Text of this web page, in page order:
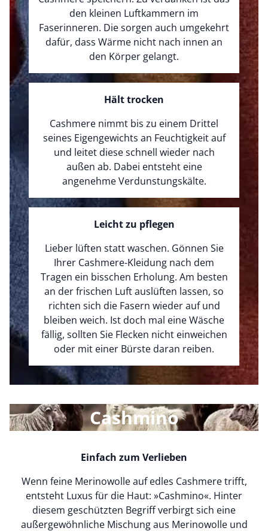
den kleinen Luftkammern im
Faserinneren. Die sorgen auch umgekehrt
dafür, dass Wärme nicht nach innen an
den Körper gelangt.
Hält trocken
Cashmere nimmt bis zu einem Drittel
seines Eigengewichts an Feuchtigkeit auf
und leitet diese schnell wieder nach
außen ab. Dabei entsteht eine
angenehme Verdunstungskälte.
Leicht zu pflegen
Lieber lüften statt waschen. Gönnen Sie
Ihrer Cashmere-Kleidung nach dem
Tragen ein bisschen Erholung. Am besten
an der frischen Luft auslüften lassen, so
richten sich die Fasern wieder auf und
bleiben weich. Ist doch mal eine Wäsche
fällig, sollten Sie Flecken nicht einweichen
oder mit einer Bürste daran reiben.
Cashmino
Einfach zum Verlieben
Wenn feine Merinowolle auf edles Cashmere trifft,
entsteht Luxus für die Haut: »Cashmino«. Hinter
diesem geschützten Begriff verbirgt sich eine
außergewöhnliche Mischung aus Merinowolle und